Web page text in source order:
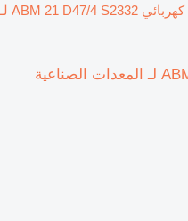
محرك كهربائي ABM 21 D47/4 S2332 لـ